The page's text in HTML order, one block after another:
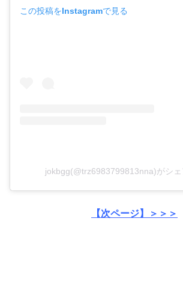
この投稿をInstagramで見る
jokbgg(@trz6983799813nna)がシ
【次ページ】＞＞＞